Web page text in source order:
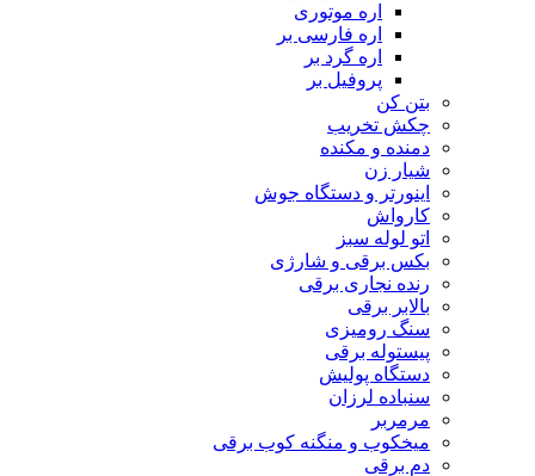
اره موتوری
اره فارسی بر
اره گرد بر
پروفیل بر
بتن کن
چکش تخریب
دمنده و مکنده
شیار زن
اینورتر و دستگاه جوش
کارواش
اتو لوله سبز
بکس برقی و شارژی
رنده نجاری برقی
بالابر برقی
سنگ رومیزی
پیستوله برقی
دستگاه پولیش
سنباده لرزان
مرمربر
میخکوب و منگنه کوب برقی
دم برقی